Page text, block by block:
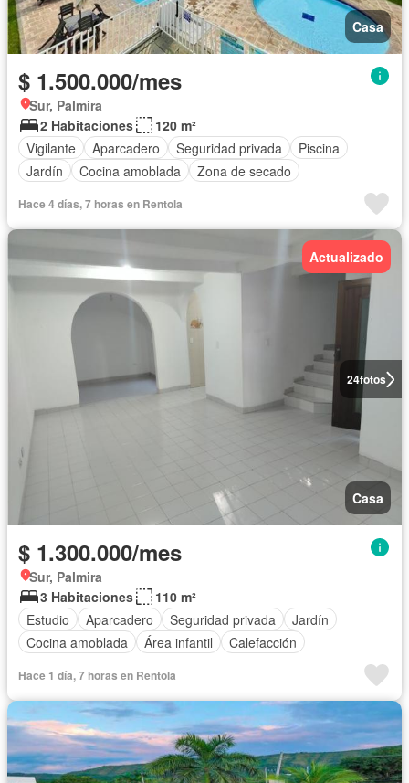
Casa
$ 1.500.000/mes
Sur, Palmira
2 Habitaciones
120 m²
Vigilante
Aparcadero Seguridad privada
Piscina
Jardín
Cocina amoblada Zona de secado
Hace 4 días, 7 horas en Rentola
24fotos
Actualizado
Casa
$ 1.300.000/mes
Sur, Palmira
3 Habitaciones
110 m²
Estudio
Aparcadero Seguridad privada
Jardín
Cocina amoblada
Área infantil Calefacción
Hace 1 día, 7 horas en Rentola